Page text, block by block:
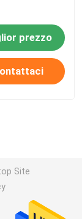
prezzo
Site